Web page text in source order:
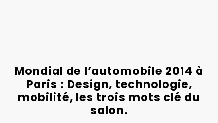
Mondial de l’automobile 2014 à
Paris : Design, technologie,
mobilité, les trois mots clé du
salon.